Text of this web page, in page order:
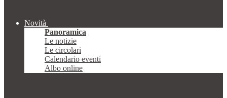
Novità
Panoramica
Le notizie
Le circolari
Calendario eventi
Albo online